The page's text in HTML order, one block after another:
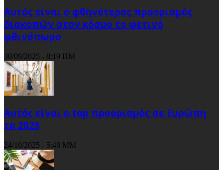
Αυτός είναι ο φθηνότερος προορισμός
διακοπών στον κόσμο το φετινό
φθινόπωρο
30/09/2025 - 8:19 ΠΜ
Αυτός είναι ο top προορισμός σε Ευρώπη
το 2025
24/10/2025 - 5:48 ΜΜ